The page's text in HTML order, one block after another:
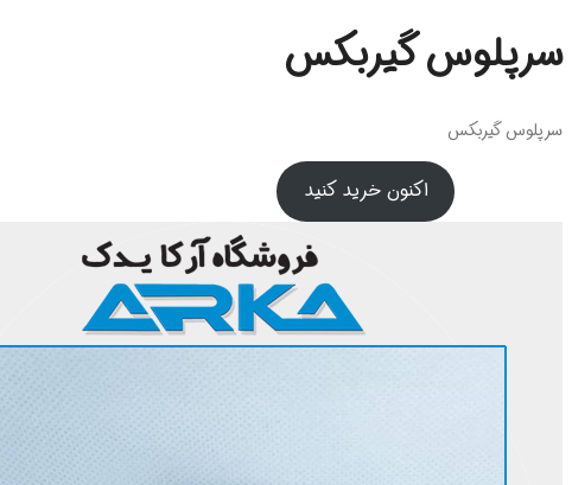
سرپلوس گیربکس
سرپلوس گیربکس
اکنون خرید کنید